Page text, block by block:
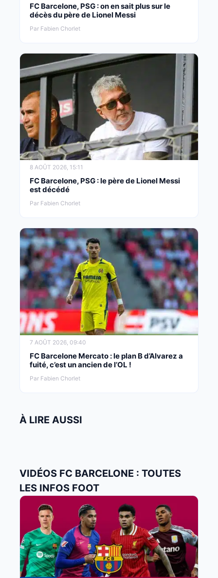
FC Barcelone, PSG : on en sait plus sur le
décès du père de Lionel Messi
Par Fabien Chorlet
8 AOÛT 2026, 15:11
FC Barcelone, PSG : le père de Lionel Messi
est décédé
Par Fabien Chorlet
7 AOÛT 2026, 09:40
FC Barcelone Mercato : le plan B d’Alvarez a
fuité, c’est un ancien de l’OL !
Par Fabien Chorlet
À LIRE AUSSI
VIDÉOS FC BARCELONE : TOUTES
LES INFOS FOOT